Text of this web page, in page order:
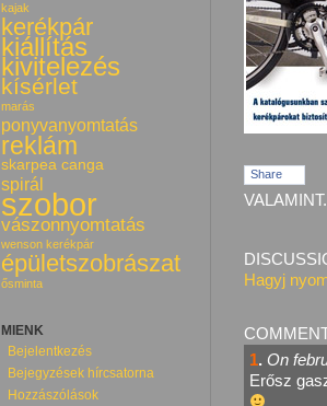
Share
Hagyj
1. On
Erősz
kajak
kerékpár
kiállítás
kivitelezés
kísérlet
marás
ponyvanyomtatás
reklám
skarpea canga
spirál
szobor
vászonnyomtatás
wenson kerékpár
épületszobrászat
ősminta
MIENK
Bejelentkezés
Bejegyzések hírcsatorna
Hozzászólások